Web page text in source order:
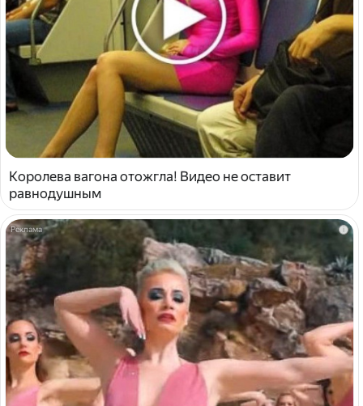
Королева вагона отожгла! Видео не оставит
равнодушным
i